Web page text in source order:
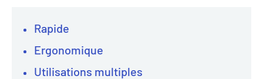
Rapide
Ergonomique
Utilisations multiples